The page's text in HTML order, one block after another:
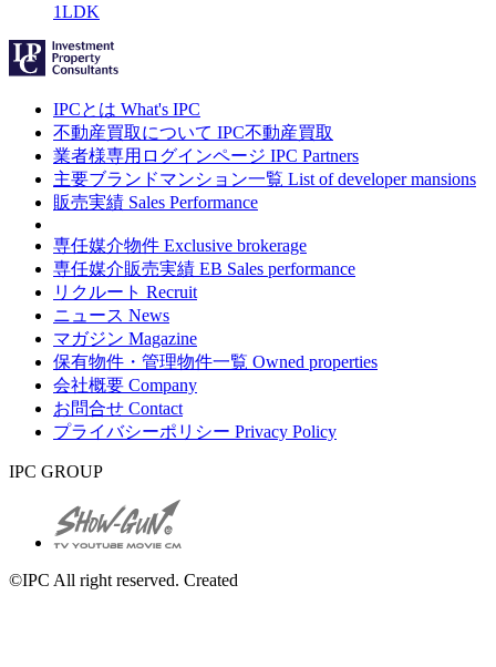
1LDK
IPCとは What's IPC
不動産買取について IPC不動産買取
業者様専用ログインページ IPC Partners
主要ブランドマンション一覧 List of developer mansions
販売実績 Sales Performance
専任媒介物件 Exclusive brokerage
専任媒介販売実績 EB Sales performance
リクルート Recruit
ニュース News
マガジン Magazine
保有物件・管理物件一覧 Owned properties
会社概要 Company
お問合せ Contact
プライバシーポリシー Privacy Policy
IPC GROUP
©IPC All right reserved. Created